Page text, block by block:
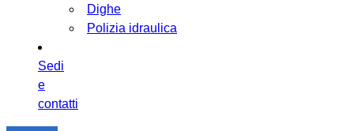
Dighe
Polizia idraulica
Sedi
e
contatti